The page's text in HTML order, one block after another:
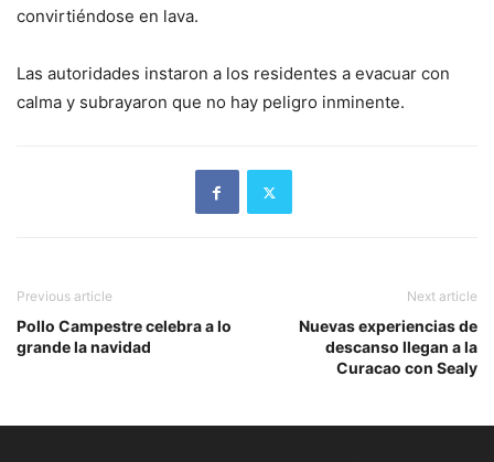
convirtiéndose en lava.
Las autoridades instaron a los residentes a evacuar con
calma y subrayaron que no hay peligro inminente.
Previous article
Pollo Campestre celebra a lo
grande la navidad
Next article
Nuevas experiencias de
descanso llegan a la
Curacao con Sealy